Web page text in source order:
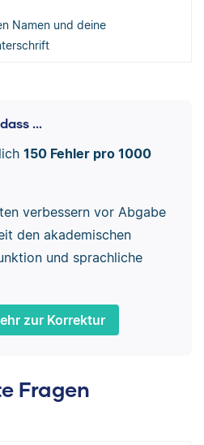
Namen und deine
...
150 Fehler pro 1000
verbessern vor Abgabe
den akademischen
und sprachliche
zur Korrektur
Fragen